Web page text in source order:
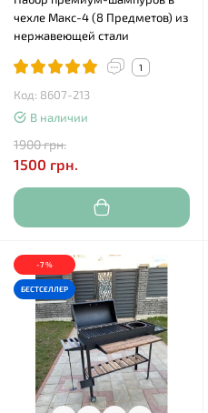
чехле Макс-4 (8 Предметов) из
нержавеющей стали
1
Код: 8607-213
В наличии
1900 грн.
1500 грн.
-7 %
БЕСТСЕЛЛЕР